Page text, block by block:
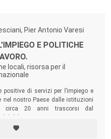
Pier Antonio Varesi
E POLITICHE
locali, risorsa per il
positive di servizi per l’impiego e
nel nostro Paese dalle istituzioni
circa 20 anni trascorsi dal